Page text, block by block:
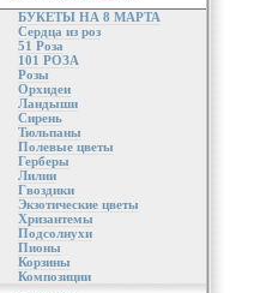
БУКЕТЫ НА 8 МАРТА
Сердца из роз
51 Роза
101 РОЗА
Розы
Орхидеи
Ландыши
Сирень
Тюльпаны
Полевые цветы
Герберы
Лилии
Гвоздики
Экзотические цветы
Хризантемы
Подсолнухи
Пионы
Корзины
Композиции